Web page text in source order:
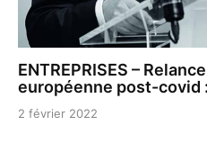
ENTREPRISES –
européenne post-covid
2 février 2022